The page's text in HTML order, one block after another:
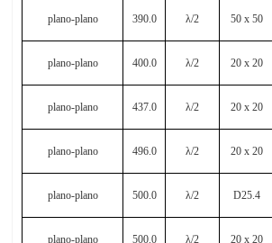
plano-plano 390.0 λ/2 50 x 50
plano-plano 400.0 λ/2 20 x 20
plano-plano 437.0 λ/2 20 x 20
plano-plano 496.0 λ/2 20 x 20
plano-plano 500.0 λ/2 D25.4
plano-plano 500.0 λ/2 20 x 20